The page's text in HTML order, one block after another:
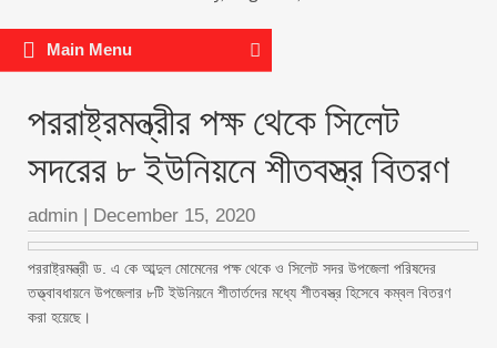
Main Menu
পররাষ্ট্রমন্ত্রীর পক্ষ থেকে সিলেট
সদরের ৮ ইউনিয়নে শীতবস্ত্র বিতরণ
admin | December 15, 2020
পররাষ্ট্রমন্ত্রী ড. এ কে আব্দুল মোমেনের পক্ষ থেকে ও সিলেট সদর উপজেলা পরিষদের
তত্ত্বাবধায়নে উপজেলার ৮টি ইউনিয়নে শীতার্তদের মধ্যে শীতবস্ত্র হিসেবে কম্বল বিতরণ
করা হয়েছে।